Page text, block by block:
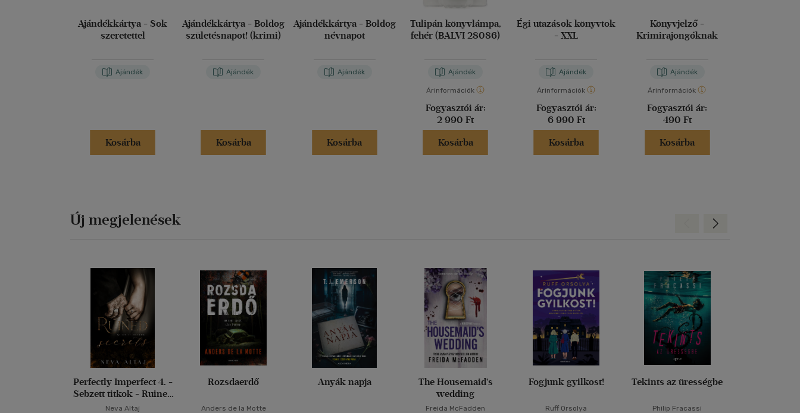
Ajándékkártya - Sok
szeretettel
Ajándék
Kosárba
Ajándékkártya - Boldog
születésnapot! (krimi)
Ajándék
Kosárba
Ajándékkártya - Boldog
névnapot
Ajándék
Kosárba
Tulipán könyvlámpa,
fehér (BALVI 28086)
Ajándék
Árinformációk
Fogyasztói ár:
2 990 Ft
Kosárba
Égi utazások könyvtok
- XXL
Ajándék
Árinformációk
Fogyasztói ár:
6 990 Ft
Kosárba
Könyvjelző -
Krimirajongóknak
Ajándék
Árinformációk
Fogyasztói ár:
490 Ft
Kosárba
Új megjelenések
Perfectly Imperfect 4. -
Sebzett titkok - Ruined
secrets
Neva Altaj
Rozsdaerdő
Anders de la Motte
Anyák napja
The Housemaid's
wedding
Freida McFadden
Fogjunk gyilkost!
Ruff Orsolya
Tekints az ürességbe
Philip Fracassi
Előre